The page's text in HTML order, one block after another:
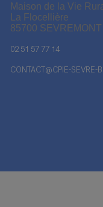
Maison de la Vie
La Flocellière
85700 SEVREMONT
02 51 57 77 14
CONTACT@CPIE-SEVRE-